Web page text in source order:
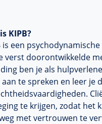
KIPB?
is een
verst doorontwikkelde
ben je als
aan te spreken en leer je
te krijgen, zodat het
met vertrouwen te